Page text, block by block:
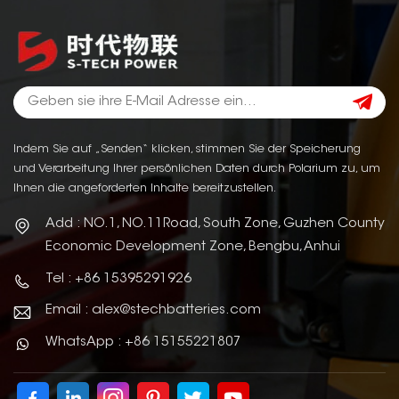
Indem Sie auf „Senden“ klicken, stimmen Sie der Speicherung
und Verarbeitung Ihrer persönlichen Daten durch Polarium zu, um
Ihnen die angeforderten Inhalte bereitzustellen.
Add : NO.1, NO.11Road, South Zone, Guzhen County
Economic Development Zone, Bengbu, Anhui
Tel : +86 15395291926
Email : alex@stechbatteries.com
WhatsApp : +86 15155221807